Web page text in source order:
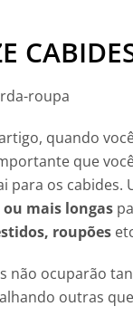
quando
que
para os cabides.
ou mais longas
roupões
não ocuparão
outras